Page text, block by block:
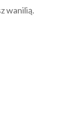
wanilią.